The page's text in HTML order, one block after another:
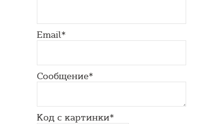
Email*
Сообщение*
Код с картинки*